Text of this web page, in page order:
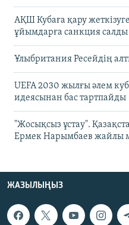
АҚШ Кубаға қару
ұйымдарға санкция салды
Ұлыбритания Ресейдің
UEFA 2030 жылғы әлем
идеясынан бас тартпайды
"Жосықсыз ұстау".
Ермек Нарымбаев жайлы
ЖАЗЫЛЫҢЫЗ